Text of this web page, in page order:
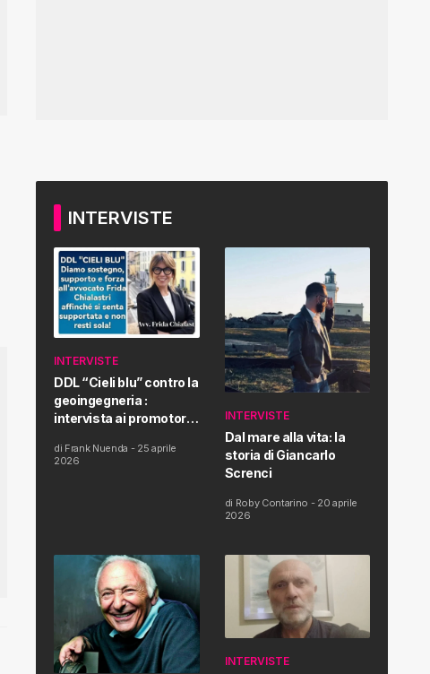
INTERVISTE
INTERVISTE
DDL “Cieli blu” contro la
geoingegneria :
intervista ai promotori
Proposta di Legge
di Frank Nuenda - 25 aprile
2026
INTERVISTE
Dal mare alla vita: la
storia di Giancarlo
Screnci
di Roby Contarino - 20 aprile
2026
INTERVISTE